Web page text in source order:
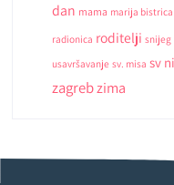
dan mama marija bistrica
radionica roditelji snijeg
usavršavanje sv. misa sv
zagrebzima